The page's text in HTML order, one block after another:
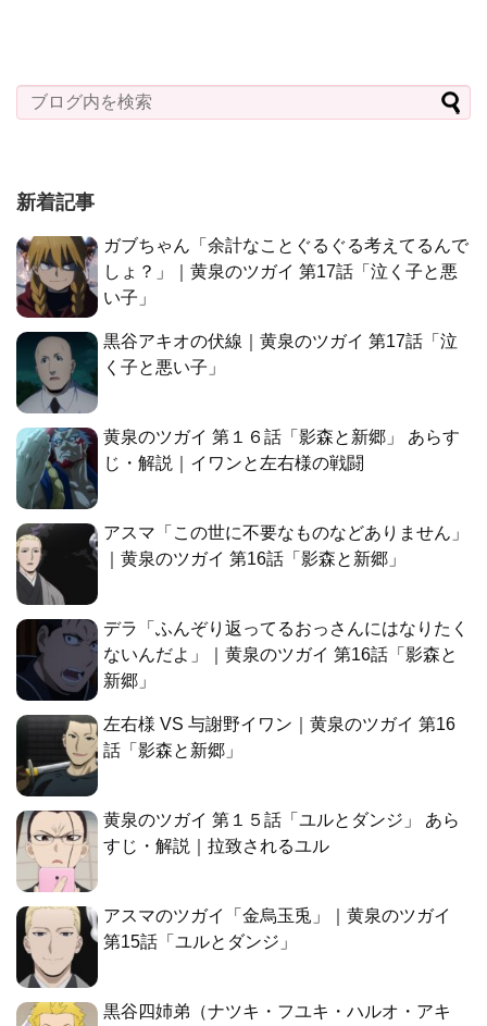
新着記事
ガブちゃん「余計なことぐるぐる考えてるんで
しょ？」｜黄泉のツガイ 第17話「泣く子と悪
い子」
黒谷アキオの伏線｜黄泉のツガイ 第17話「泣
く子と悪い子」
黄泉のツガイ 第１６話「影森と新郷」 あらす
じ・解説｜イワンと左右様の戦闘
アスマ「この世に不要なものなどありません」
｜黄泉のツガイ 第16話「影森と新郷」
デラ「ふんぞり返ってるおっさんにはなりたく
ないんだよ」｜黄泉のツガイ 第16話「影森と
新郷」
左右様 VS 与謝野イワン｜黄泉のツガイ 第16
話「影森と新郷」
黄泉のツガイ 第１５話「ユルとダンジ」 あら
すじ・解説｜拉致されるユル
アスマのツガイ「金烏玉兎」｜黄泉のツガイ
第15話「ユルとダンジ」
黒谷四姉弟（ナツキ・フユキ・ハルオ・アキ